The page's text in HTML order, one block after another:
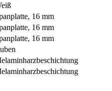
16 mm
16 mm
16 mm